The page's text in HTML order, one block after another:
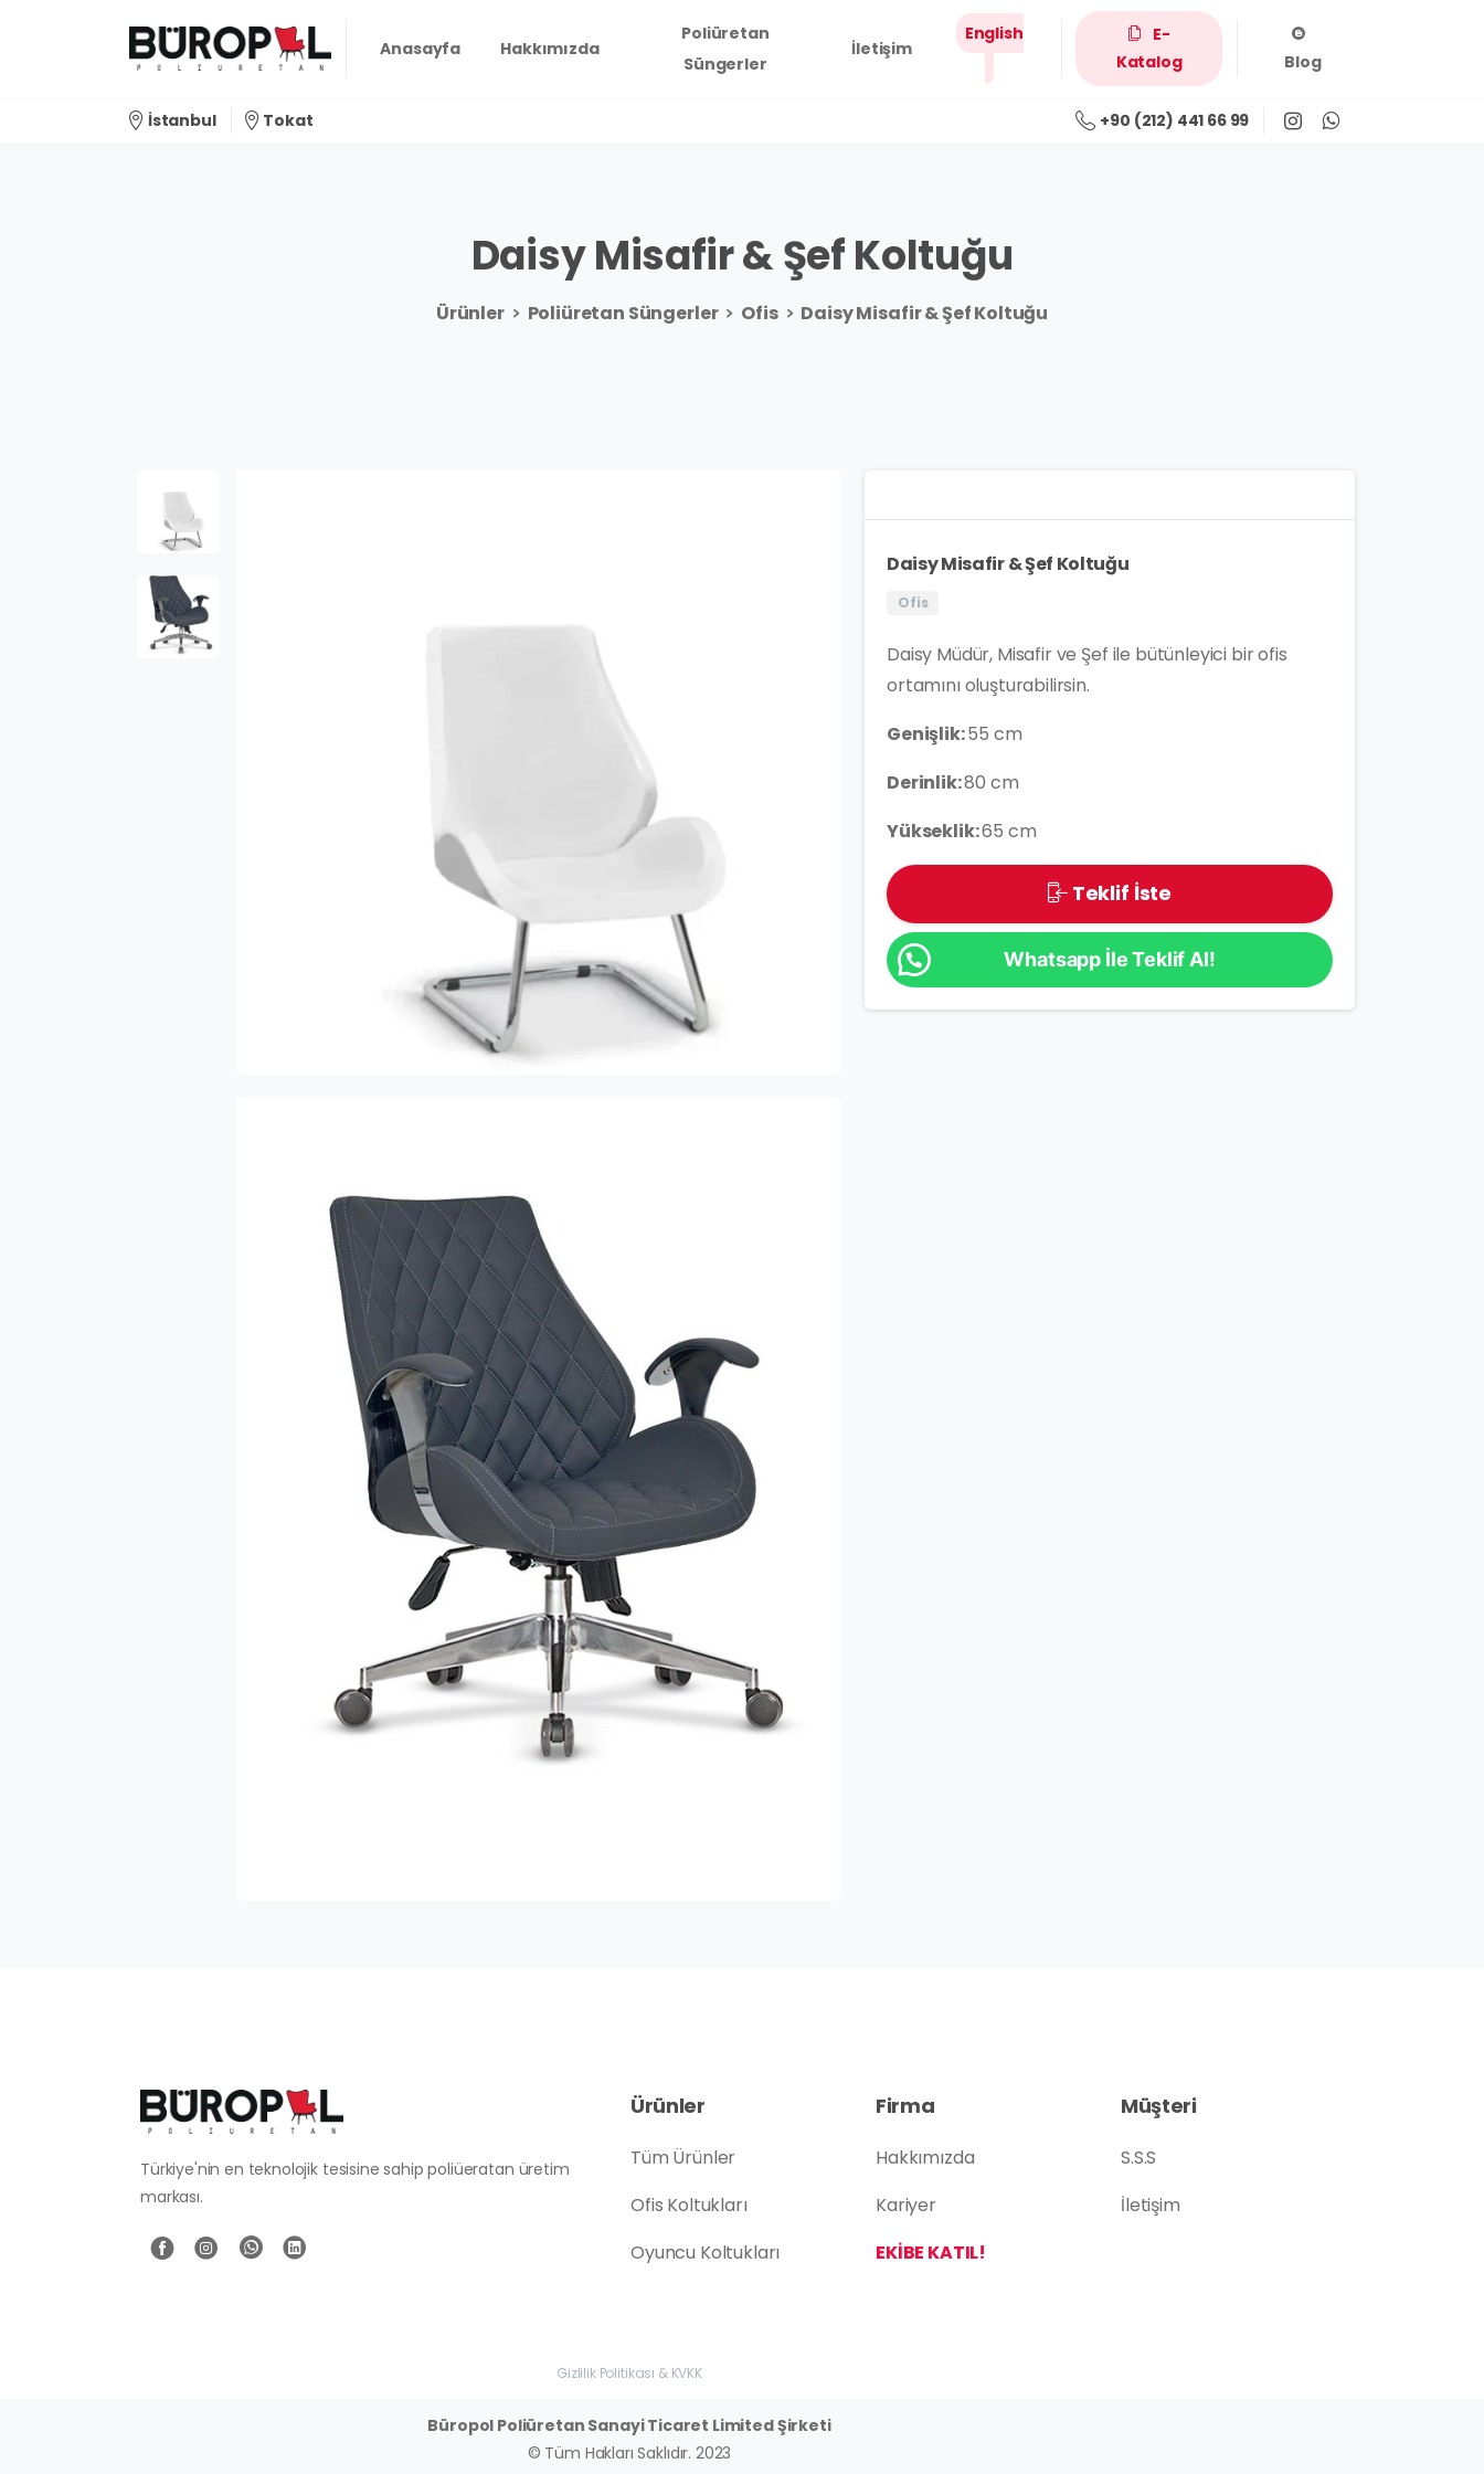
Anasayfa Hakkımızda
Poliüretan
Süngerler
İletişim
English
E-
Katalog
Blog
İstanbul Tokat +90 (212) 441 66 99
DaisyMisafir&ŞefKoltuğu
Ürünler Poliüretan Süngerler Ofis Daisy Misafir & Şef Koltuğu
Daisy Misafir & Şef Koltuğu
Ofis
Daisy Müdür, Misafir ve Şef ile bütünleyici bir ofis
ortamını oluşturabilirsin.
Genişlik:55 cm
Derinlik:80 cm
Yükseklik:65 cm
Teklif İste
Whatsapp İle Teklif Al!
Türkiye'nin en teknolojik tesisine sahip poliüeratan üretim
markası.
Ürünler
Tüm Ürünler
Ofis Koltukları
Oyuncu Koltukları
Firma
Hakkımızda
Kariyer
EKİBE KATIL!
Müşteri
S.S.S
İletişim
Gizlilik Politikası & KVKK
Büropol Poliüretan Sanayi Ticaret Limited Şirketi
© Tüm Hakları Saklıdır. 2023